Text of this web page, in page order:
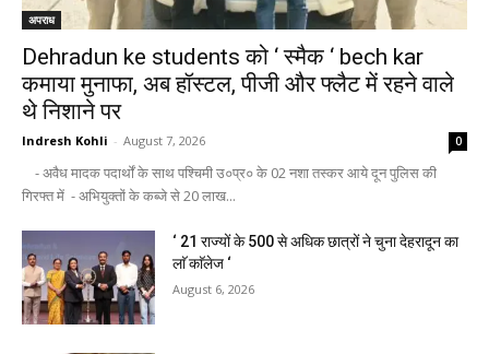
अपराध
Dehradun ke students को ‘ स्मैक ‘ bech kar
कमाया मुनाफा, अब हॉस्टल, पीजी और फ्लैट में रहने वाले
थे निशाने पर
Indresh Kohli - August 7, 2026 0
- अवैध मादक पदार्थों के साथ पश्चिमी उ०प्र० के 02 नशा तस्कर आये दून पुलिस की
गिरफ्त में - अभियुक्तों के कब्जे से 20 लाख...
‘ 21 राज्यों के 500 से अधिक छात्रों ने चुना देहरादून का
लाॅ काॅलेज ‘
August 6, 2026